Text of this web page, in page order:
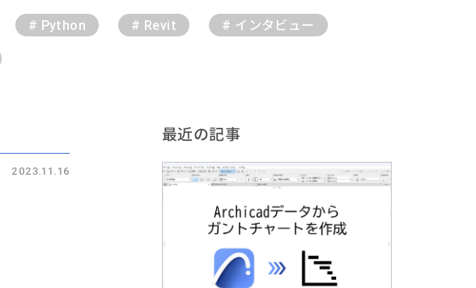
# Python # Revit # インタビュー
2023.11.16
最近の記事